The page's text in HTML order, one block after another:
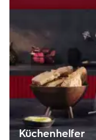
Küchenhelfer